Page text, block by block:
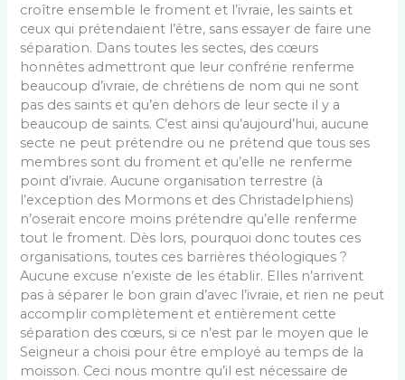
croître ensemble le froment et l’ivraie, les saints et
ceux qui prétendaient l’être, sans essayer de faire une
séparation. Dans toutes les sectes, des cœurs
honnêtes admettront que leur confrérie renferme
beaucoup d’ivraie, de chrétiens de nom qui ne sont
pas des saints et qu’en dehors de leur secte il y a
beaucoup de saints. C’est ainsi qu’aujourd’hui, aucune
secte ne peut prétendre ou ne prétend que tous ses
membres sont du froment et qu’elle ne renferme
point d’ivraie. Aucune organisation terrestre (à
l’exception des Mormons et des Christadelphiens)
n’oserait encore moins prétendre qu’elle renferme
tout le froment. Dès lors, pourquoi donc toutes ces
organisations, toutes ces barrières théologiques ?
Aucune excuse n’existe de les établir. Elles n’arrivent
pas à séparer le bon grain d’avec l’ivraie, et rien ne peut
accomplir complètement et entièrement cette
séparation des cœurs, si ce n’est par le moyen que le
Seigneur a choisi pour être employé au temps de la
moisson. Ceci nous montre qu’il est nécessaire de